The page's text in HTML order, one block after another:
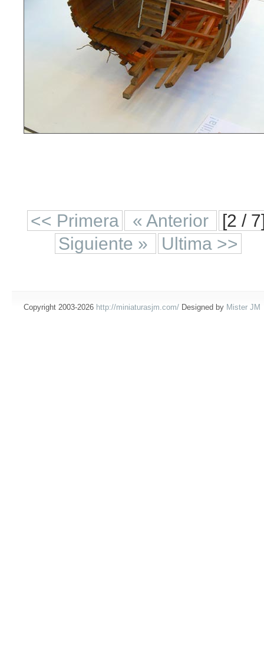
<< Primera « Anterior
[2 /
Siguiente »
Ultima >>
Copyright 2003-2026 http://miniaturasjm.com/ Designed by Mister JM